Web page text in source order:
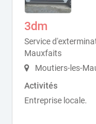
3dm
Service
Mauxfaits
Moutiers-les-
Activités
Entreprise locale.